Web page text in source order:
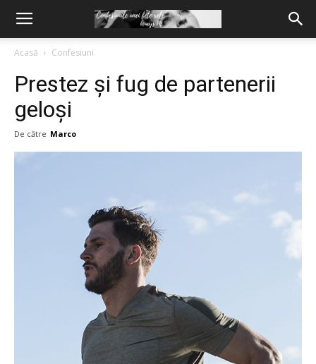
Acasă Confesiuni
Prestez și fug de partenerii
geloși
De către Marco